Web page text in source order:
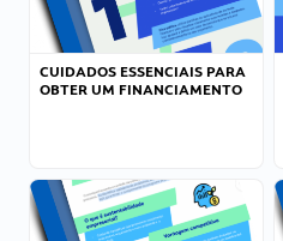
CUIDADOS ESSENCIAIS PARA
OBTER UM FINANCIAMENTO